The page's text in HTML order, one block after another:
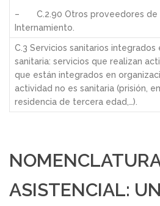
– C.2.90 Otros proveedores de
Internamiento.
C.3 Servicios sanitarios integrados
sanitaria: servicios que realizan
que están integrados en
actividad no es sanitaria (prisión,
residencia de tercera edad,…).
ASISTENCIAL: